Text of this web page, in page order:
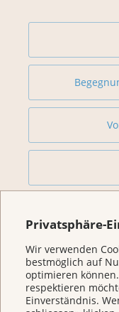
Privatsphäre-
Wir verwenden
bestmöglich auf
optimieren
respektieren
Einverständnis.